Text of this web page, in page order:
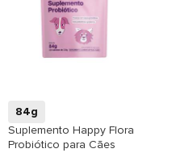
84g
Suplemento Happy Flora
Probiótico para Cães